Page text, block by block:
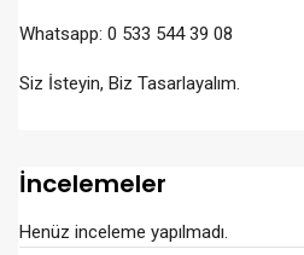
Whatsapp: 0 533 544 39 08
Siz İsteyin, Biz Tasarlayalım.
İncelemeler
Henüz inceleme yapılmadı.